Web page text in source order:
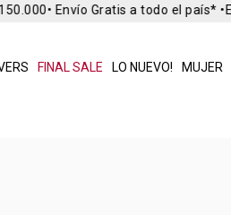
FINAL SALE LO NUEVO! MUJER
• Envío Gratis a todo el país* •